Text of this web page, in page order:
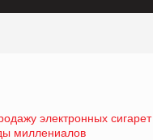
электронных сигарет
миллениалов